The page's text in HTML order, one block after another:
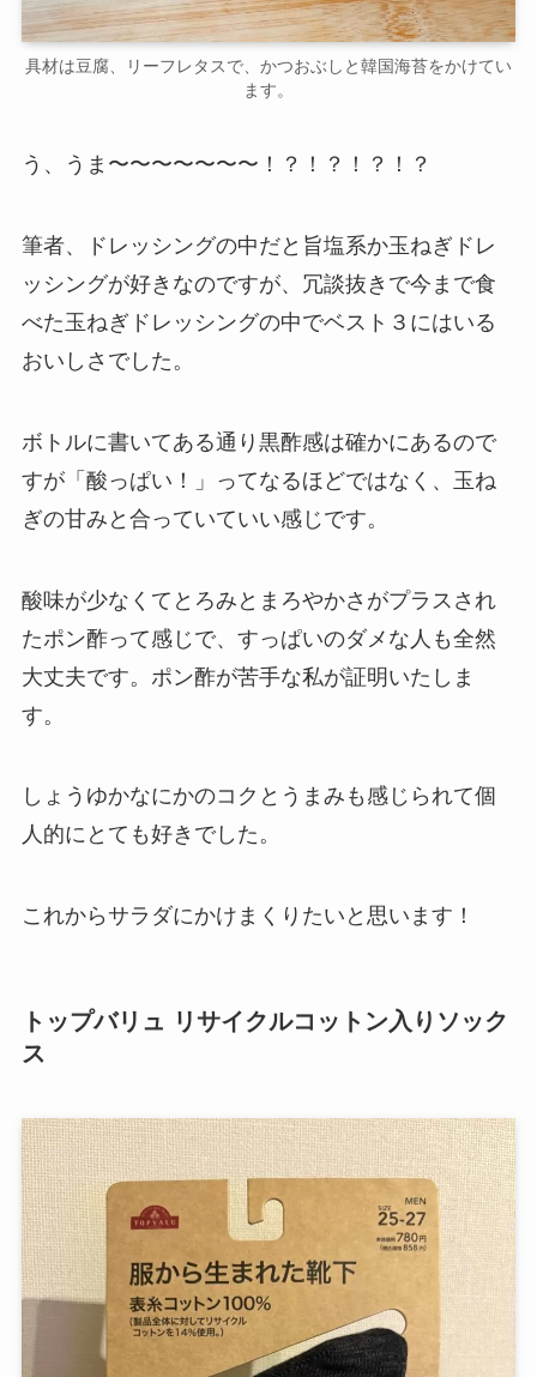
具材は豆腐、リーフレタスで、かつおぶしと韓国海苔をかけてい
ます。
う、うま〜〜〜〜〜〜〜！？！？！？！？
筆者、ドレッシングの中だと旨塩系か玉ねぎドレ
ッシングが好きなのですが、冗談抜きで今まで食
べた玉ねぎドレッシングの中でベスト３にはいる
おいしさでした。
ボトルに書いてある通り黒酢感は確かにあるので
すが「酸っぱい！」ってなるほどではなく、玉ね
ぎの甘みと合っていていい感じです。
酸味が少なくてとろみとまろやかさがプラスされ
たポン酢って感じで、すっぱいのダメな人も全然
大丈夫です。ポン酢が苦手な私が証明いたしま
す。
しょうゆかなにかのコクとうまみも感じられて個
人的にとても好きでした。
これからサラダにかけまくりたいと思います！
トップバリュ リサイクルコットン入りソック
ス